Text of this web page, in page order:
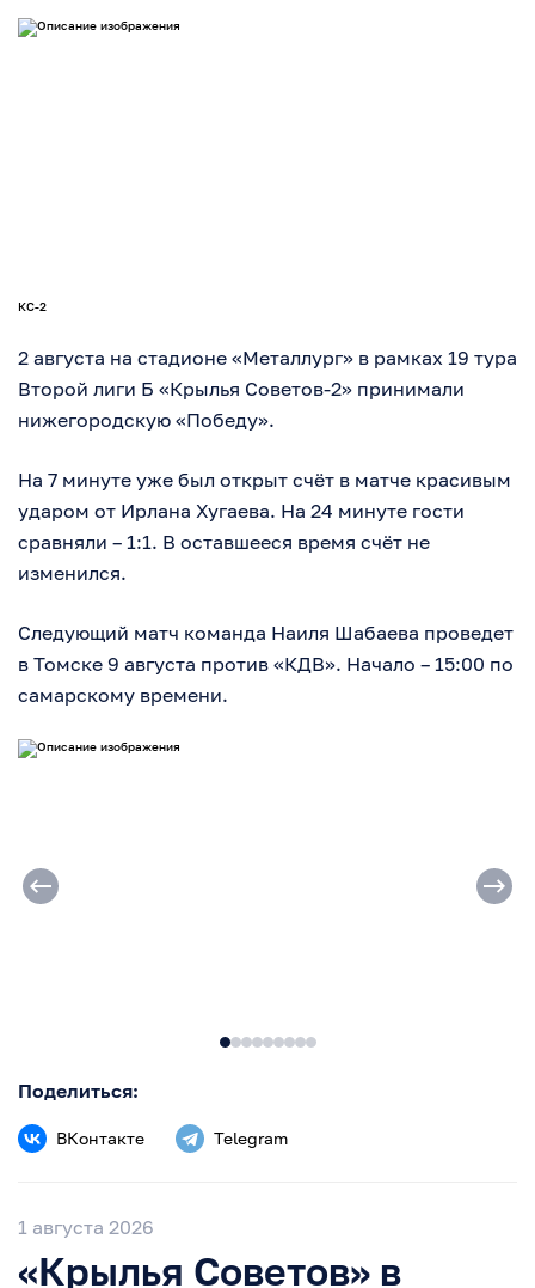
КС-2
2 августа на стадионе «Металлург» в рамках 19 тура
Второй лиги Б «Крылья Советов-2» принимали
нижегородскую «Победу».
На 7 минуте уже был открыт счёт в матче красивым
ударом от Ирлана Хугаева. На 24 минуте гости
сравняли – 1:1. В оставшееся время счёт не
изменился.
Следующий матч команда Наиля Шабаева проведет
в Томске 9 августа против «КДВ». Начало – 15:00 по
самарскому времени.
Поделиться:
ВКонтакте Telegram
1 августа 2026
«Крылья Советов» в